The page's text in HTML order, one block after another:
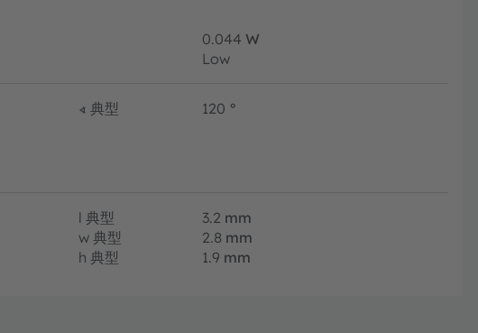
0.044 W
Low
∢ 典型 120 °
l 典型 3.2 mm
w 典型 2.8 mm
h 典型 1.9 mm